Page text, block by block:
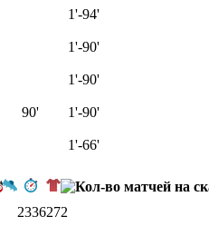
1'-94'
1'-90'
1'-90'
90'
1'-90'
1'-66'
2336272